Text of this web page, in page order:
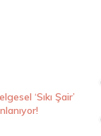
‘Sıkı Şair’